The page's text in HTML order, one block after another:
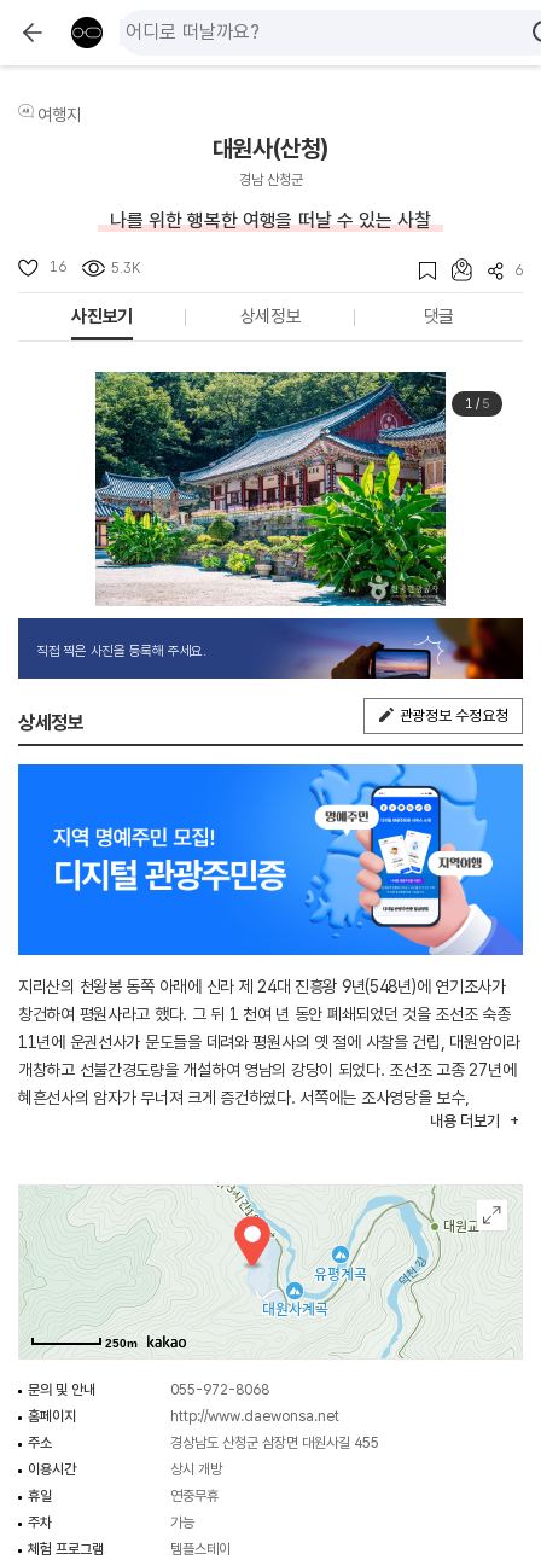
여행지
대원사(산청)
경남 산청군
나를 위한 행복한 여행을 떠날 수 있는 사찰
16 5.3K 6
사진보기 상세정보 댓글
1/ 5
직접 찍은 사진을 등록해 주세요.
상세정보 관광정보 수정요청
지리산의 천왕봉 동쪽 아래에 신라 제 24대 진흥왕 9년(548년)에 연기조사가
창건하여 평원사라고 했다. 그 뒤 1 천여 년 동안 폐쇄되었던 것을 조선조 숙종
11년에 운권선사가 문도들을 데려와 평원사의 옛 절에 사찰을 건립, 대원암이라
개창하고 선불간경도량을 개설하여 영남의 강당이 되었다. 조선조 고종 27년에
혜흔선사의 암자가 무너져 크게 증건하였다. 서쪽에는 조사영당을 보수,
동쪽에는 방장실과 강당을 건립하여 대원사라 개칭하고 큰스님을 초청하여
다시 불로 절이 모두 타버린 것을 여러 스님들이 다시 중창하여 1917년 전(殿),
누(樓), 당(當), 각(閣), 요사채 등 12동 184칸의 건물을 지었다. 여순반란사건과
한국전쟁 등으로 폐허가 되어 방치되다가 1955년 9월에 비구니 법일(法一)
화상이 주지로 임명되어 1986년까지 대웅전, 사리전, 천광전, 원통보전,
봉상루, 범종각, 명부전을 지어 오늘에 이르고 있다. 절 부근에는 옛적 선비들이
수학했다는 거연정(居然亭), 군자정(君子亭)이 있다. 또한 대원사입구
주차장에서 대원사까지 약2㎞에 이르는 대원사계곡은 산이 높고 물이 맑을 뿐
먹였다고 하는 소막골 등이 위치하고 있다.
내용 더보기
250m
문의 및 안내
055-972-8068
홈페이지
http://www.daewonsa.net
주소
경상남도 산청군 삼장면 대원사길 455
이용시간
상시 개방
휴일
연중무휴
주차
가능
체험 프로그램
템플스테이